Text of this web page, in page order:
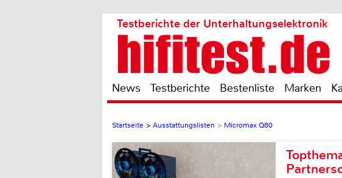
Testberichte der Unterhaltungselektronik
News Testberichte Bestenliste Marken
Startseite > Ausstattungslisten > Micromax Q80